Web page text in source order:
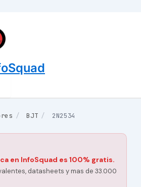
/ BJT / 2N2534
en InfoSquad es 100% gratis.
datasheets y mas de 33.000